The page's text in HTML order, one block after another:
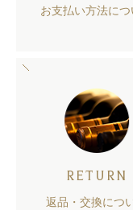
お支払い方法につ
RETURN
返品・交換につ